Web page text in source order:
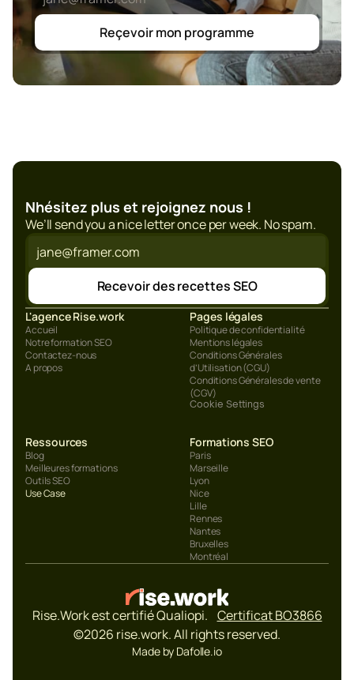
Reçevoir mon programme
Nhésitez plus et rejoignez nous !
We’ll send you a nice letter once per week. No spam.
Recevoir des recettes SEO
L'agence Rise.work
Accueil
Notre formation SEO
Contactez-nous
A propos
Pages légales
Politique de confidentialité
Mentions légales
Conditions Générales
d’Utilisation (CGU)
Conditions Générales de vente
(CGV)
Cookie Settings
Ressources
Blog
Meilleures formations
Outils SEO
Use Case
Formations SEO
Paris
Marseille
Lyon
Nice
Lille
Rennes
Nantes
Bruxelles
Montréal
Rise.Work est certifié Qualiopi. Certificat BO3866
©2026 rise.work. All rights reserved.
Made by Dafolle.io